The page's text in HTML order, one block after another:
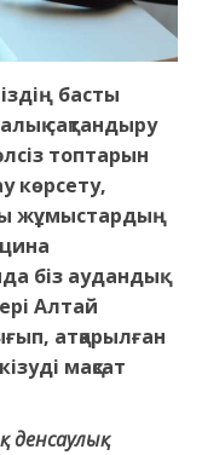
басты
сақтандыру
топтарын
көрсету,
жұмыстардың
біз аудандық
Алтай
атқарылған
мақсат
денсаулық